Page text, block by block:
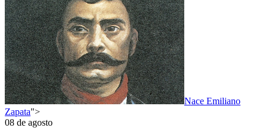
Nace Emiliano
Zapata">
08 de agosto